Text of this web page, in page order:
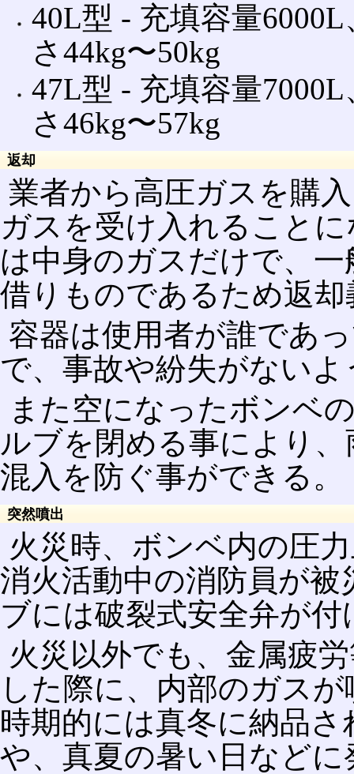
40L型 ‐ 充填容量
さ44kg〜50kg
47L型 ‐ 充填容量
さ46kg〜57kg
返却
業者から高圧ガスを購
ガスを受け入れること
は中身のガスだけで、
借りものであるため返
容器は使用者が誰であ
で、事故や紛失がない
また空になったボンベ
ルブを閉める事により
混入を防ぐ事ができる。
突然噴出
火災時、ボンベ内の圧
消火活動中の消防員が
ブには破裂式安全弁が
火災以外でも、金属疲
した際に、内部のガス
時期的には真冬に納品
や、真夏の暑い日など